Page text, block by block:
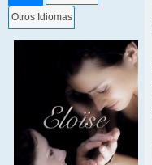
Otros Idiomas